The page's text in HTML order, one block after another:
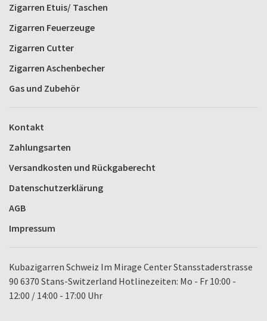
Zigarren Etuis/ Taschen
Zigarren Feuerzeuge
Zigarren Cutter
Zigarren Aschenbecher
Gas und Zubehör
Kontakt
Zahlungsarten
Versandkosten und Rückgaberecht
Datenschutzerklärung
AGB
Impressum
Kubazigarren Schweiz Im Mirage Center Stansstaderstrasse
90 6370 Stans-Switzerland Hotlinezeiten: Mo - Fr 10:00 -
12:00 / 14:00 - 17:00 Uhr